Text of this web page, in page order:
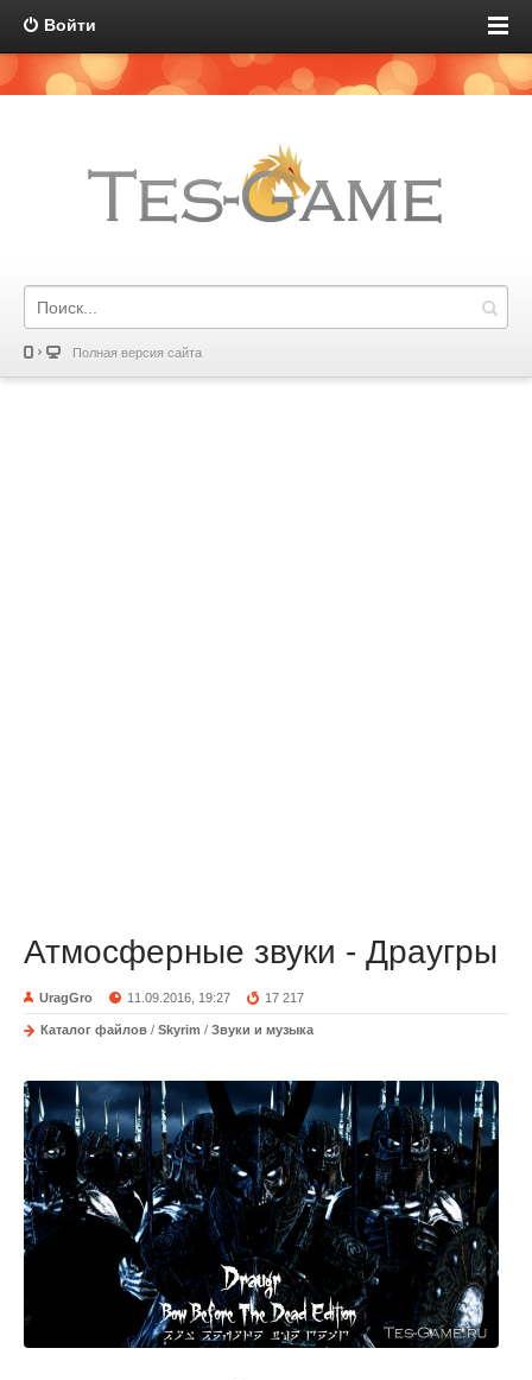
Войти
Полная версия сайта
Атмосферные звуки - Драугры
UragGro 11.09.2016, 19:27 17 217
Каталог файлов / Skyrim / Звуки и музыка